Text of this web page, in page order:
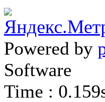
Powered by
Software
Time :